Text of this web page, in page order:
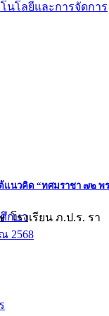
นโลยีและการจัดการ
กษา
2568
นวคิด “ทศมราชา ๗๒ พ
รงเรียน ภ.ป.ร. รา